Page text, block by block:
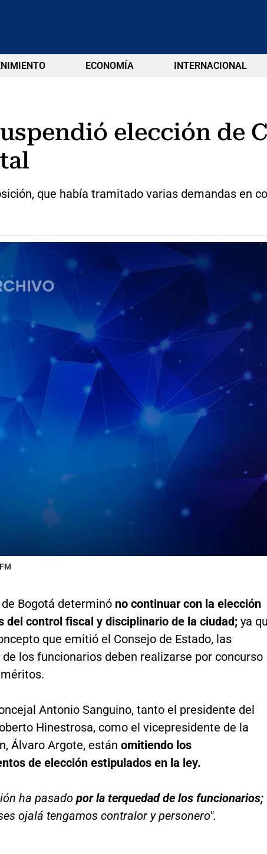
ECONOMÍA INTERNACIONAL
elección de
que había tramitado varias demandas en
de Bogotá determinó no continuar con la elección
del control fiscal y disciplinario de la ciudad;ya
que emitió el Consejo de Estado, las
los funcionarios deben realizarse por concurso
Antonio Sanguino, tanto el presidente del
Hinestrosa, como el vicepresidente de la
Álvaro Argote, están omitiendo los
de elección estipulados en la ley.
ha pasado por la terquedad de los funcionarios;
ojalá tengamos contralor y personero".